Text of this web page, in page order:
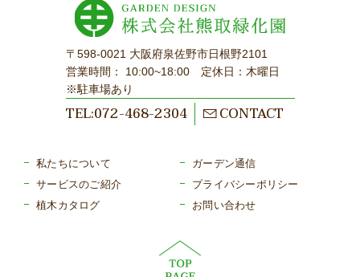
〒598-0021 大阪府泉佐野市日根野2101
営業時間： 10:00~18:00 定休日：木曜日
※駐車場あり
TEL:072-468-2304 CONTACT
私たちについて
ガーデン通信
サービスのご紹介
プライバシーポリシー
植木カタログ
お問い合わせ